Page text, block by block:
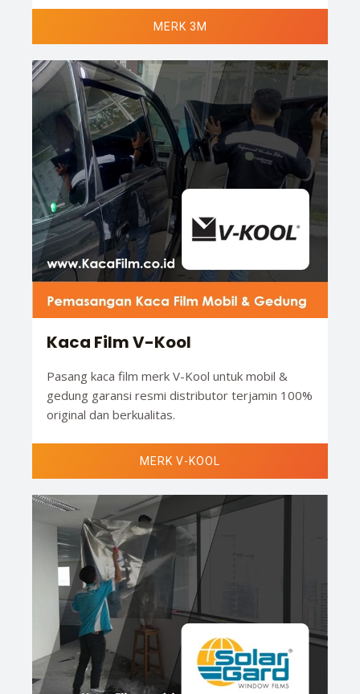
MERK 3M
Kaca Film V-Kool
Pasang kaca film merk V-Kool untuk mobil &
gedung garansi resmi distributor terjamin 100%
original dan berkualitas.
MERK V-KOOL